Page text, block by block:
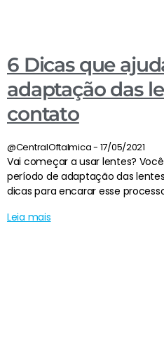
6 Dicas que
adaptação das
contato
@CentralOftalmica 17/05/2021
Vai começar a usar lentes?
período de adaptação das
dicas para encarar esse
Leia mais